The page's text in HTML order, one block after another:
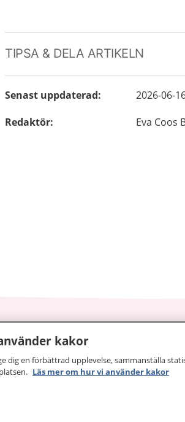
TIPSA & DELA ARTIKELN
Senast uppdaterad:
2026-06-
Redaktör: Eva Coos
hälsa och vård
och information om sjukdomar och
kakor
dig en förbättrad upplevelse, sammanställa
Läs mer om hur vi använder kakor